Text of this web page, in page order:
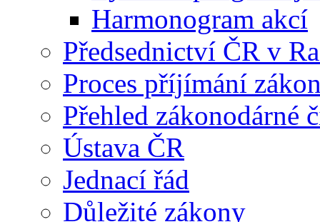
Harmonogram akcí
Předsednictví ČR v
Proces příjímání
Přehled zákonodárné
Ústava ČR
Jednací řád
Důležité zákony